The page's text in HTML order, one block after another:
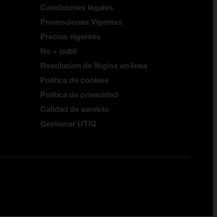
Condiciones legales
Promociones Vigentes
Precios vigentes
No + publi
Resolución de litigios en línea
Política de cookies
Política de privacidad
Calidad de servicio
Gestionar UTIQ